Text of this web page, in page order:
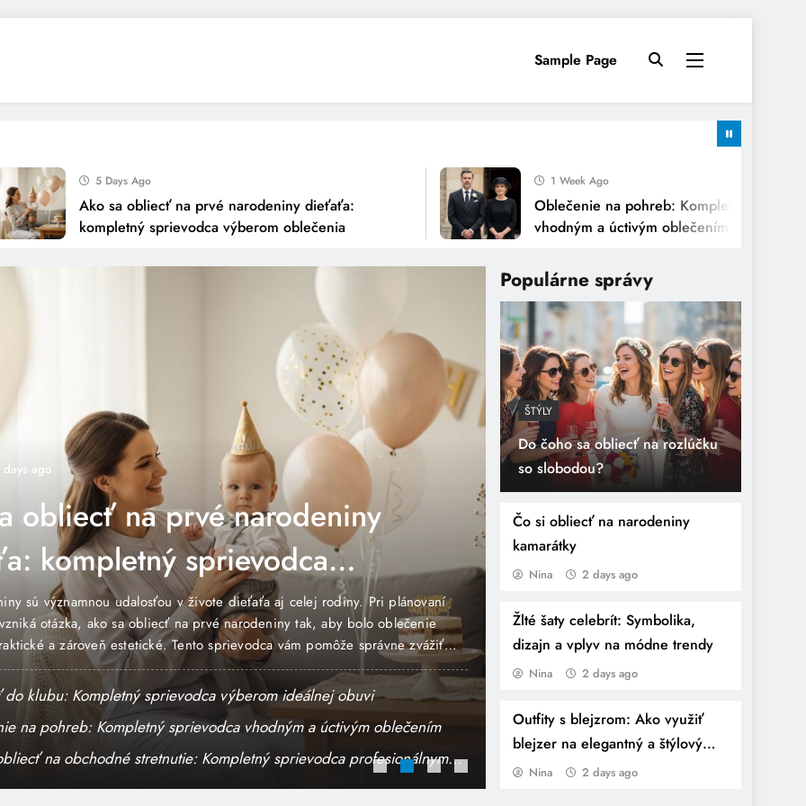
Sample Page
5 Days Ago
Ako sa obliecť na prvé narodeniny dieťaťa:
kompletný sprievodca výberom oblečenia
1 Week Ago
Oblečenie na pohreb: Kompletný sprievodca
vhodným a úctivým oblečením
Populárne správy
ŠTÝLY
Do čoho sa obliecť na rozlúčku
so slobodou?
Čo si obliecť na narodeniny
kamarátky
Nina 2 days ago
Žlté šaty celebrít: Symbolika,
dizajn a vplyv na módne trendy
Nina 2 days ago
Outfity s blejzrom: Ako využiť
blejzer na elegantný a štýlový
vzhľad
Nina 2 days ago
rodiny. Pri plánovaní
aby bolo oblečenie
pomôže správne zvážiť
špeciálny deň. Od
obuvi
a úctivým oblečením
profesionálnym
ŠTÝLY 1 week ago
Oblečenie na pohreb: Kompletný
sprievodca vhodným a úctivým
oblečením
Oblečenie na pohreb predstavuje špecifický druh formálneho oblečenia, ktorý má svoj
význam a pravidlá, ktoré by mal každý účastník dodržiavať. Jeho hlavnou úlohou je
prejaviť úctu zosnulému, rešpektovať kultúrne a spoločenské normy a vhodne reflektovať
vážnosť situácie. Správny výber pohrebného šatu pomáha vytvoriť jednotný a rešpektujúci
vzhľad, ktorý ovplyvňuje dojem, aký zanechávame v spoločnosti pri…
Čo obuť do klubu: Kompletný sprievodca výberom ideálnej obuvi
Ako sa obliecť na prvé narodeniny dieťaťa: kompletný sprievodca výberom
oblečenia
Ako sa obliecť na obchodné stretnutie: Kompletný sprievodca profesionálnym